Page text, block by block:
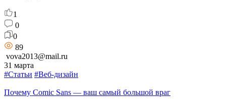
1
0
0
89
vova2013@mail.ru
31 марта
#Статьи #Веб-дизайн
Почему Comic Sans — ваш самый большой враг